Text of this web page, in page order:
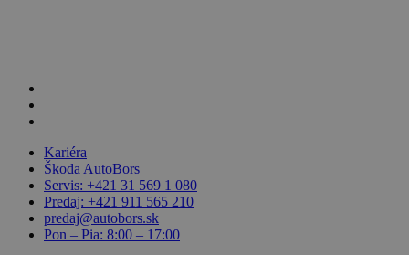
Kariéra
Škoda AutoBors
Servis: +421 31 569 1 080
Predaj: +421 911 565 210
predaj@autobors.sk
Pon – Pia: 8:00 – 17:00